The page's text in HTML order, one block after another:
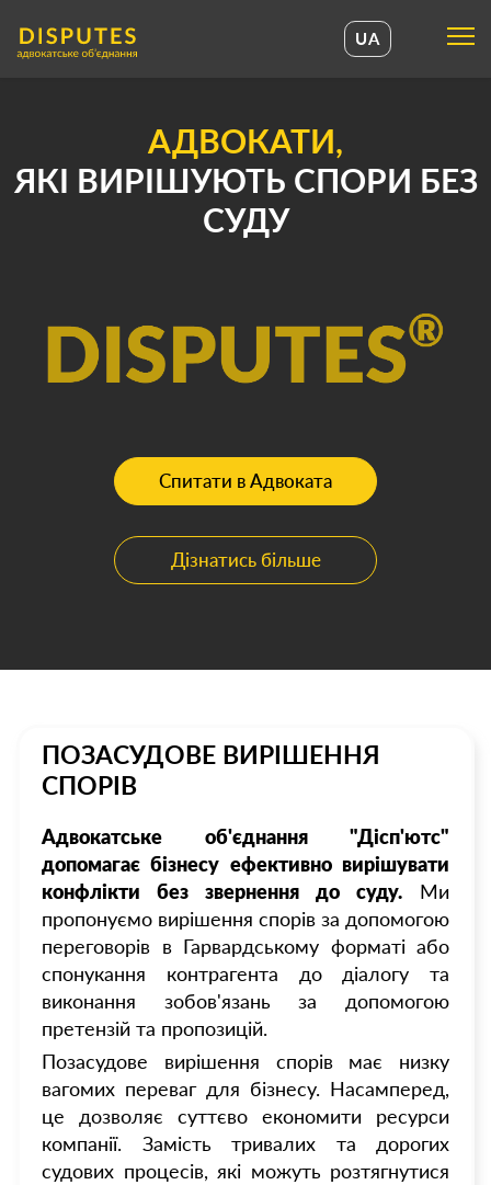
UA
АДВОКАТИ,
ЯКІ ВИРІШУЮТЬ СПОРИ БЕЗ
СУДУ
Спитати в Адвоката
Дізнатись більше
ПОЗАСУДОВЕ ВИРІШЕННЯ
СПОРІВ
Адвокатське об'єднання "Дісп'ютс"
допомагає бізнесу ефективно вирішувати
конфлікти без звернення до суду. Ми
пропонуємо вирішення спорів за допомогою
переговорів в Гарвардському форматі або
спонукання контрагента до діалогу та
виконання зобов'язань за допомогою
претензій та пропозицій.
Позасудове вирішення спорів має низку
вагомих переваг для бізнесу. Насамперед,
це дозволяє суттєво економити ресурси
компанії. Замість тривалих та дорогих
судових процесів, які можуть розтягнутися